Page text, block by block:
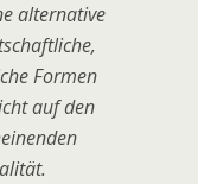
alternative
Formen
auf den